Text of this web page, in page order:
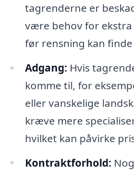
tagrenderne er
være behov for
før rensning kan
Adgang: Hvis
komme til, for
eller vanskelige
kræve mere
hvilket kan påvirke
Kontraktforhold: